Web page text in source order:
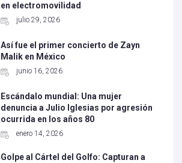
en electromovilidad
julio 29, 2026
Así fue el primer concierto de Zayn
Malik en México
junio 16, 2026
Escándalo mundial: Una mujer
denuncia a Julio Iglesias por agresión
ocurrida en los años 80
enero 14, 2026
Golpe al Cártel del Golfo: Capturan a